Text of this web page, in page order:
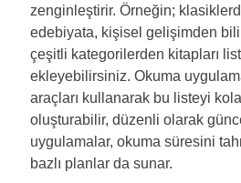
zenginleştirir. Örneğin;
edebiyata, kişisel gelişimden
çeşitli kategorilerden kitapları
ekleyebilirsiniz. Okuma
araçları kullanarak bu listeyi
oluşturabilir, düzenli olarak
uygulamalar, okuma süresini
bazlı planlar da sunar.